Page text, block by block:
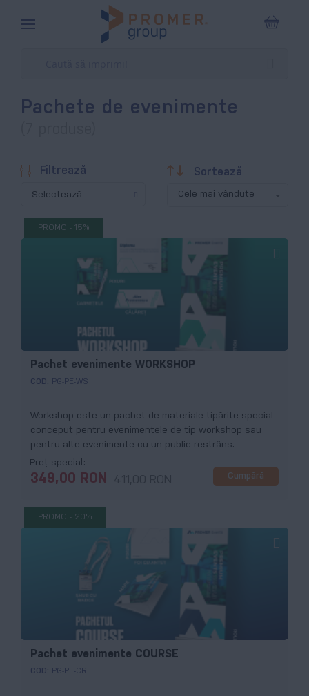
Pachete de evenimente
Filtrează
Selectează
Sortează
Descendentă
PROMO - 15%
Pachet evenimente WORKSHOP
COD: PG-PE-WS
Workshop este un pachet de materiale tipărite special
conceput pentru evenimentele de tip workshop sau
pentru alte evenimente cu un public restrâns.
Preț special
349,00 RON Cumpără
PROMO - 20%
Pachet evenimente COURSE
COD: PG-PE-CR